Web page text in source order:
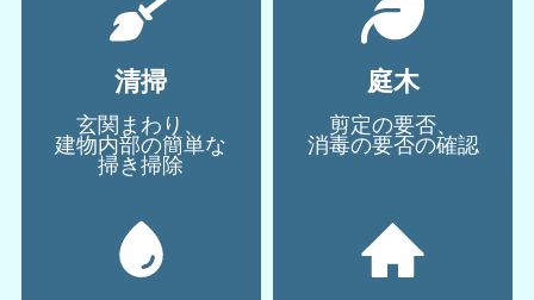
清掃
玄関まわり、
建物内部の簡単な
掃き掃除
庭木
剪定の要否、
消毒の要否の確認